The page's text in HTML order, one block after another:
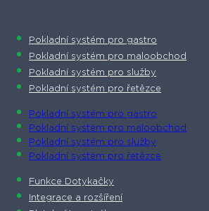
Pokladní systém pro gastro
Pokladní systém pro maloobchod
Pokladní systém pro služby
Pokladní systém pro řetězce
Pokladní systém pro gastro
Pokladní systém pro maloobchod
Pokladní systém pro služby
Pokladní systém pro řetězce
Funkce Dotykačky
Integrace a rozšíření